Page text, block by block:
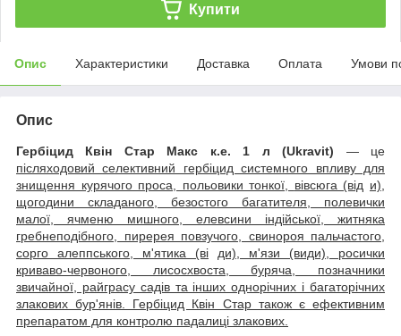
Купити
Опис Характеристики Доставка Оплата Умови
Опис
Гербіцид Квін Стар Макс к.е. 1 л (Ukravit) — це
післяходовий селективний гербіцид системного впливу для
знищення курячого проса, польовики тонкої, вівсюга (від и),
щогодини складаного, безостого багатителя, полевички
малої, ячменю мишного, елевсини індійської, житняка
гребнеподібного, пиререя повзучого, свинороя пальчастого,
сорго алеппського, м'ятика (ві
ди), м'язи (види), росички
криваво-червоного, лисосхвоста, буряча, позначники
звичайної, райграсу садів та інших однорічних і багаторічних
злакових бур'янів. Гербіцид Квін Стар також є ефективним
препаратом для контролю падалиці злакових.